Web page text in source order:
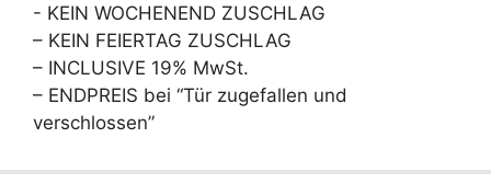
- KEIN WOCHENEND ZUSCHLAG
– KEIN FEIERTAG ZUSCHLAG
– INCLUSIVE 19% MwSt.
– ENDPREIS bei “Tür zugefallen und
verschlossen”